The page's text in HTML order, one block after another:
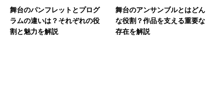
舞台のパンフレットとプログ
ラムの違いは？それぞれの役
割と魅力を解説
舞台のアンサンブルとはどん
な役割？作品を支える重要な
存在を解説